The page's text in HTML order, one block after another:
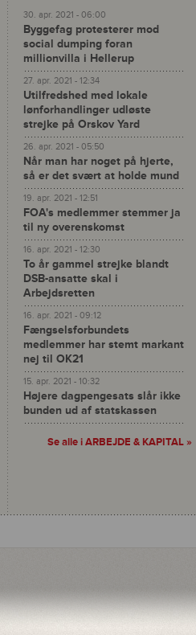
30. apr. 2021 - 06:00
Byggefag protesterer mod
social dumping foran
millionvilla i Hellerup
27. apr. 2021 - 12:34
Utilfredshed med lokale
lønforhandlinger udløste
strejke på Orskov Yard
26. apr. 2021 - 05:50
Når man har noget på hjerte,
så er det svært at holde mund
19. apr. 2021 - 12:51
FOA's medlemmer stemmer ja
til ny overenskomst
16. apr. 2021 - 12:30
To år gammel strejke blandt
DSB-ansatte skal i
Arbejdsretten
16. apr. 2021 - 09:12
Fængselsforbundets
medlemmer har stemt markant
nej til OK21
15. apr. 2021 - 10:32
Højere dagpengesats slår ikke
bunden ud af statskassen
Se alle iARBEJDE & KAPITAL»